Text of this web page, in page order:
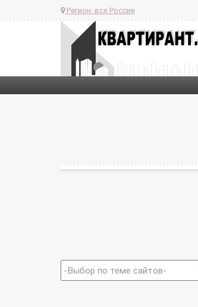
Регион: вся Россия